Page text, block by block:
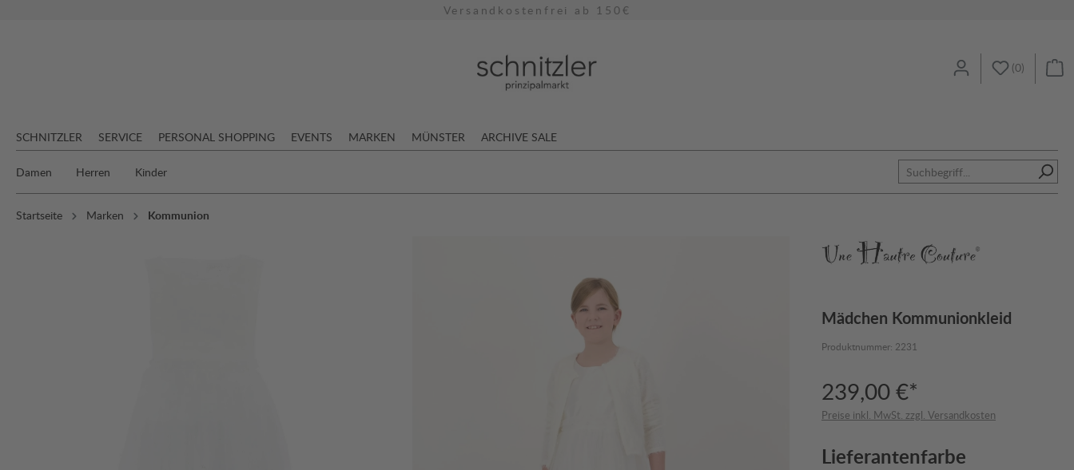
Versandkostenfrei ab 150€
(0)
SCHNITZLER SERVICE PERSONAL SHOPPING EVENTS MARKEN MÜNSTER ARCHIVE SALE
Damen Herren Kinder
Startseite Marken Kommunion
Mädchen Kommunionkleid
Produktnummer: 2231
239,00 €*
Preise inkl. MwSt. zzgl. Versandkosten
Lieferantenfarbe